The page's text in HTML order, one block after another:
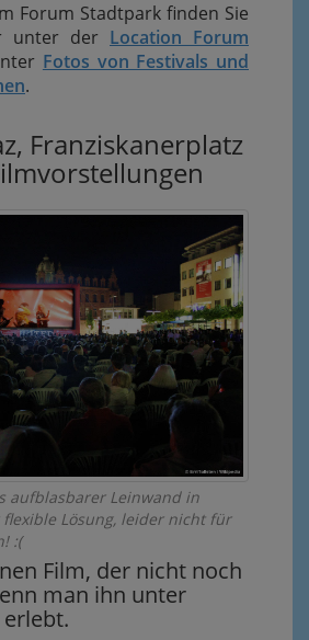
Forum Stadtpark finden Sie
unter der Location Forum
Fotos von Festivals und
.
Franziskanerplatz
aufblasbarer Leinwand in
flexible Lösung, leider nicht für
:(
Film, der nicht noch
man ihn unter